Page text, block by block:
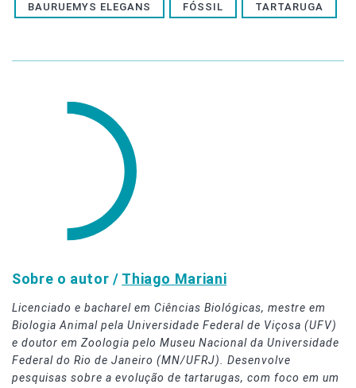
BAURUEMYS ELEGANS FÓSSIL TARTARUGA
Sobre o autor / Thiago Mariani
Licenciado e bacharel em Ciências Biológicas, mestre em
Biologia Animal pela Universidade Federal de Viçosa (UFV)
e doutor em Zoologia pelo Museu Nacional da Universidade
Federal do Rio de Janeiro (MN/UFRJ). Desenvolve
pesquisas sobre a evolução de tartarugas, com foco em um